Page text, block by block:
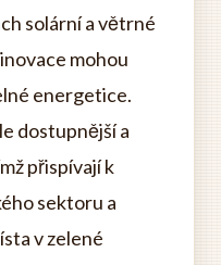
solární a větrné
mohou
energetice.
dostupnější a
přispívají k
sektoru a
v zelené